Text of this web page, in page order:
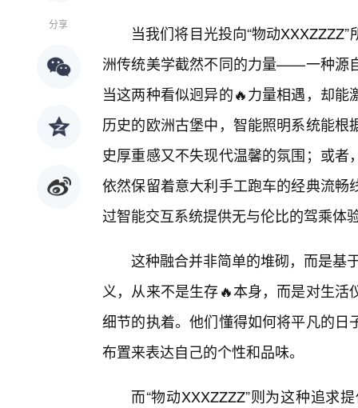
分享
当我们将目光投向“物动
洲传统美学截然不同的力量——一种源
当这两种看似迥异的🔥力量相遇，却
历史的欧洲古堡中，智能照明系统能
史厚重感又不失现代温馨的氛围；或
依然保留着意大利手工跑车的经典流
过智能交互系统提供无与伦比的驾乘体
这种融合并非简单的堆砌，而是基
义，从来不是生存🔥本身，而是对生
细节的执着。他们懂得如何将平凡的
布置来表达自己的个性和品味。
而“物动XXXZZZZ”则为这种追求